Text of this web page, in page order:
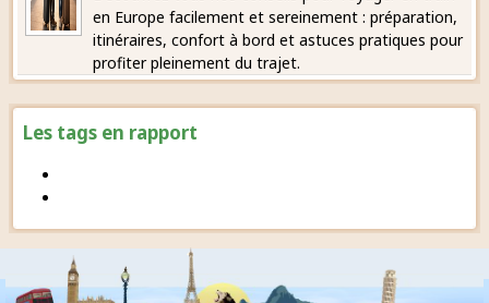
Les tags en rapport
en Europe facilement et sereinement : préparation,
itinéraires, confort à bord et astuces pratiques pour
profiter pleinement du trajet.